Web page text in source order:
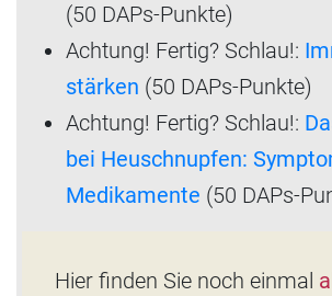
(50 DAPs-Punkte)
Achtung! Fertig? Schlau!:
stärken (50 DAPs-Punkte)
Achtung! Fertig? Schlau!:
bei Heuschnupfen:
Medikamente (50 DAPs-
Hier finden Sie noch einmal